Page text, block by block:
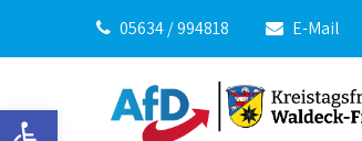
Werkzeugleiste öffnen
05634 / 994818 E-Mail